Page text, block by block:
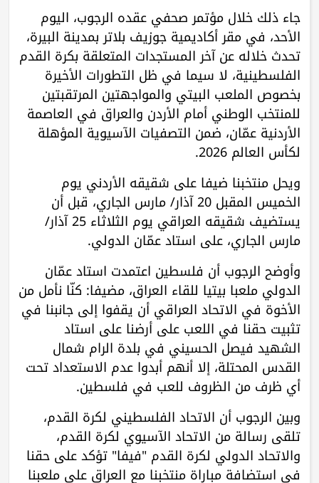
جاء ذلك خلال مؤتمر صحفي عقده الرجوب، اليوم
الأحد، ‎في مقر أكاديمية جوزيف بلاتر بمدينة البيرة،
تحدث خلاله عن آخر المستجدات المتعلقة بكرة القدم
الفلسطينية، لا سيما في ظل التطورات الأخيرة
بخصوص الملعب البيتي والمواجهتين المرتقبتين
للمنتخب الوطني أمام الأردن والعراق في العاصمة
الأردنية عمّان، ضمن التصفيات الآسيوية المؤهلة
لكأس العالم 2026.
ويحل منتخبنا ضيفا على شقيقه الأردني يوم
الخميس المقبل 20 آذار/ مارس الجاري، قبل أن
يستضيف شقيقه العراقي يوم الثلاثاء 25 آذار/
مارس الجاري، على استاد عمّان الدولي.
وأوضح الرجوب أن فلسطين اعتمدت استاد عمّان
الدولي ملعبا بيتيا للقاء العراق، مضيفا: كنّا نأمل من
الأخوة في الاتحاد العراقي أن يقفوا إلى جانبنا في
تثبيت حقنا في اللعب على أرضنا على استاد
الشهيد فيصل الحسيني في بلدة الرام شمال
القدس المحتلة، إلا أنهم أبدوا عدم الاستعداد تحت
أي ظرف من الظروف للعب في فلسطين.
وبين الرجوب أن الاتحاد الفلسطيني لكرة القدم،
تلقى رسالة من الاتحاد الآسيوي لكرة القدم،
والاتحاد الدولي لكرة القدم "فيفا" تؤكد على حقنا
في استضافة مباراة منتخبنا مع العراق على ملعبنا